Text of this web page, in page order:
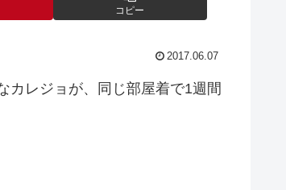
コピー
2017.06.07
カレジョが、同じ部屋着で1週間